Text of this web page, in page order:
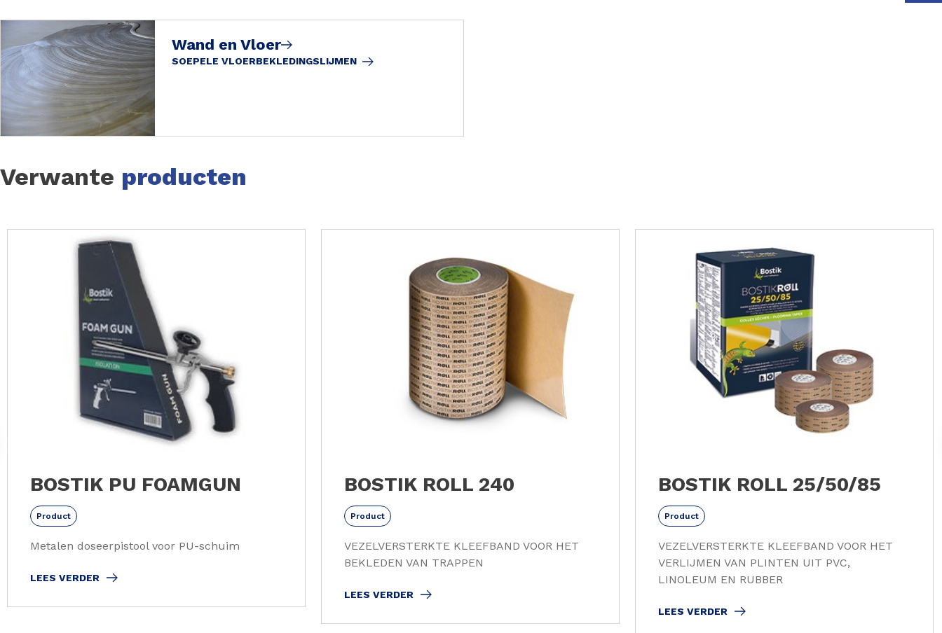
Wand en Vloer
SOEPELE VLOERBEKLEDINGSLIJMEN
Verwante producten
BOSTIK PU FOAMGUN
Product
Metalen doseerpistool voor PU-schuim
LEES VERDER
BOSTIK ROLL 240
Product
VEZELVERSTERKTE KLEEFBAND VOOR HET
BEKLEDEN VAN TRAPPEN
LEES VERDER
BOSTIK ROLL 25/50/85
Product
VEZELVERSTERKTE KLEEFBAND VOOR HET
VERLIJMEN VAN PLINTEN UIT PVC,
LINOLEUM EN RUBBER
LEES VERDER